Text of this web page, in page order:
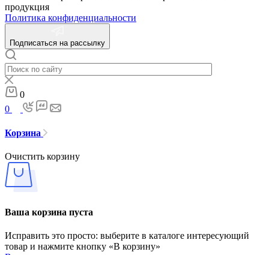
продукция
Политика конфиденциальности
Подписаться на рассылку
0
0
Корзина
Очистить корзину
Ваша корзина пуста
Исправить это просто: выберите в каталоге интересующий
товар и нажмите кнопку «В корзину»